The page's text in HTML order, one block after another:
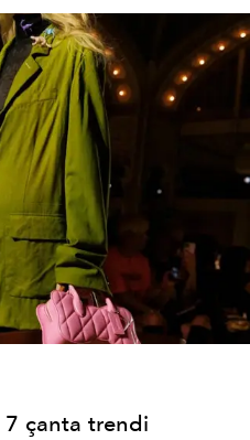
çanta trendi